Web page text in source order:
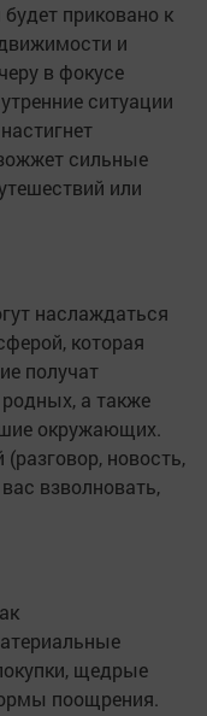
приковано к
и
в фокусе
ситуации
сильные
или
наслаждаться
которая
получат
а также
окружающих.
новость,
взволновать,
щедрые
поощрения.